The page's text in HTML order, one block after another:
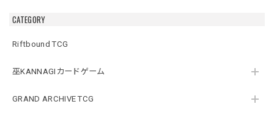
CATEGORY
Riftbound TCG
巫KANNAGIカードゲーム
GRAND ARCHIVE TCG